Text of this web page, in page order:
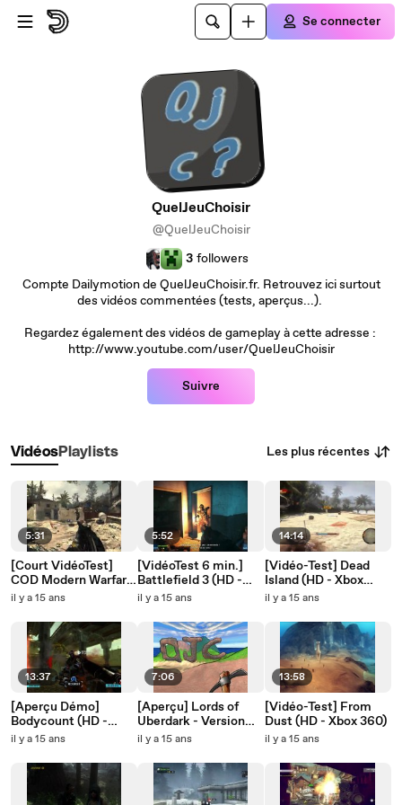
Passer au contenu principal
Se connecter
QuelJeuChoisir
@QuelJeuChoisir
3 followers
Compte Dailymotion de QuelJeuChoisir.fr. Retrouvez ici surtout
des vidéos commentées (tests, aperçus...).
Regardez également des vidéos de gameplay à cette adresse :
http://www.youtube.com/user/QuelJeuChoisir
Suivre
VidéosPlaylists Les plus récentes
5:31
[Court VidéoTest]
COD Modern Warfare
3 (HD - Xbox 360)
il y a 15 ans
13:37
[Aperçu Démo]
Bodycount (HD -
Xbox 360)
il y a 15 ans
5:52
[VidéoTest 6 min.]
Battlefield 3 (HD -
Xbox 360)
il y a 15 ans
7:06
[Aperçu] Lords of
Uberdark - Version
Alpha 34 (HD - PC)
il y a 15 ans
14:14
[Vidéo-Test] Dead
Island (HD - Xbox
360)
il y a 15 ans
13:58
[Vidéo-Test] From
Dust (HD - Xbox 360)
il y a 15 ans